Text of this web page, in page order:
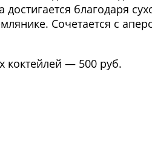
благодаря
Сочетается с
коктейлей — 500 руб.